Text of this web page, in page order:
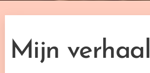
Mijn verhaal